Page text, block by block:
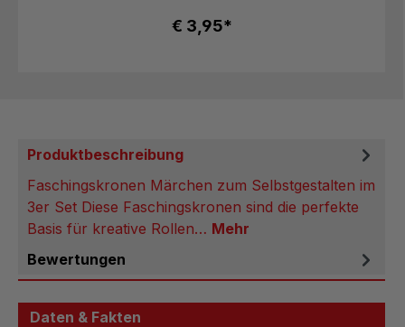
€ 3,95*
Produktbeschreibung
Faschingskronen Märchen zum Selbstgestalten im
3er Set Diese Faschingskronen sind die perfekte
Basis für kreative Rollen… Mehr
Bewertungen
Daten & Fakten